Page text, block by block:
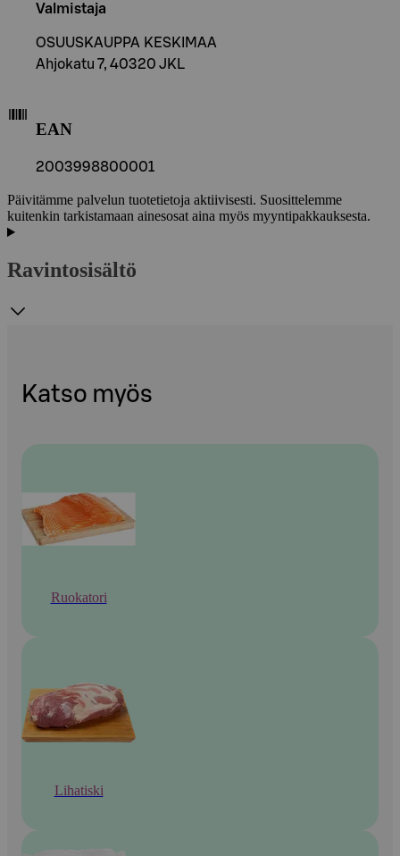
Valmistaja
OSUUSKAUPPA KESKIMAA
Ahjokatu 7, 40320 JKL
EAN
2003998800001
Päivitämme palvelun tuotetietoja aktiivisesti. Suosittelemme
kuitenkin tarkistamaan ainesosat aina myös myyntipakkauksesta.
Ravintosisältö
Katso myös
Ruokatori
Lihatiski